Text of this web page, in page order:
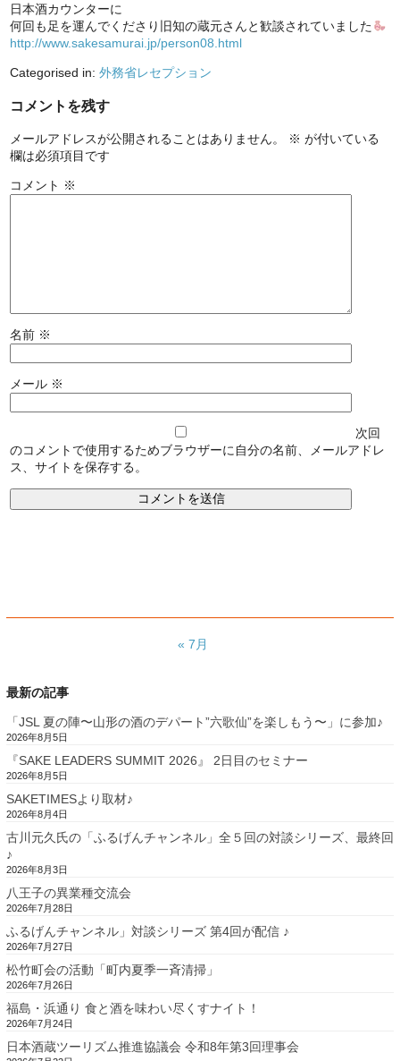
日本酒カウンターに
何回も足を運んでくださり旧知の蔵元さんと歓談されていました
http://www.sakesamurai.jp/person08.html
Categorised in:外務省レセプション
コメントを残す
メールアドレスが公開されることはありません。 ※ が付いている
欄は必須項目です
コメント ※
名前 ※
メール ※
次回
のコメントで使用するためブラウザーに自分の名前、メールアドレ
ス、サイトを保存する。
« 7月
最新の記事
「JSL 夏の陣〜山形の酒のデパート”六歌仙”を楽しもう〜」に参加♪
2026年8月5日
『SAKE LEADERS SUMMIT 2026』 2日目のセミナー
2026年8月5日
SAKETIMESより取材♪
2026年8月4日
古川元久氏の「ふるげんチャンネル」全５回の対談シリーズ、最終回
♪
2026年8月3日
八王子の異業種交流会
2026年7月28日
ふるげんチャンネル」対談シリーズ 第4回が配信 ♪
2026年7月27日
松竹町会の活動「町内夏季一斉清掃」
2026年7月26日
福島・浜通り 食と酒を味わい尽くすナイト！
2026年7月24日
日本酒蔵ツーリズム推進協議会 令和8年第3回理事会